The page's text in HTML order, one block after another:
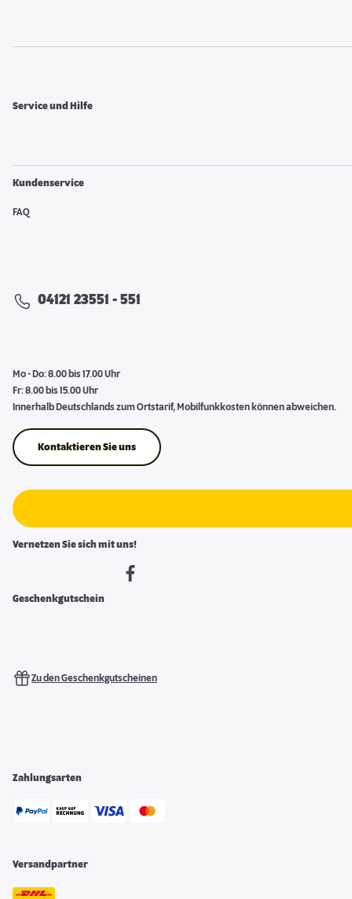
Service und Hilfe
Kundenservice
FAQ
04121 23551 - 551
Mo - Do: 8.00 bis 17.00 Uhr
Fr: 8.00 bis 15.00 Uhr
Innerhalb Deutschlands zum Ortstarif, Mobilfunkkosten können abweichen.
Kontaktieren Sie uns
Vernetzen Sie sich mit uns!
Geschenkgutschein
Zu den Geschenkgutscheinen
Zahlungsarten
Versandpartner